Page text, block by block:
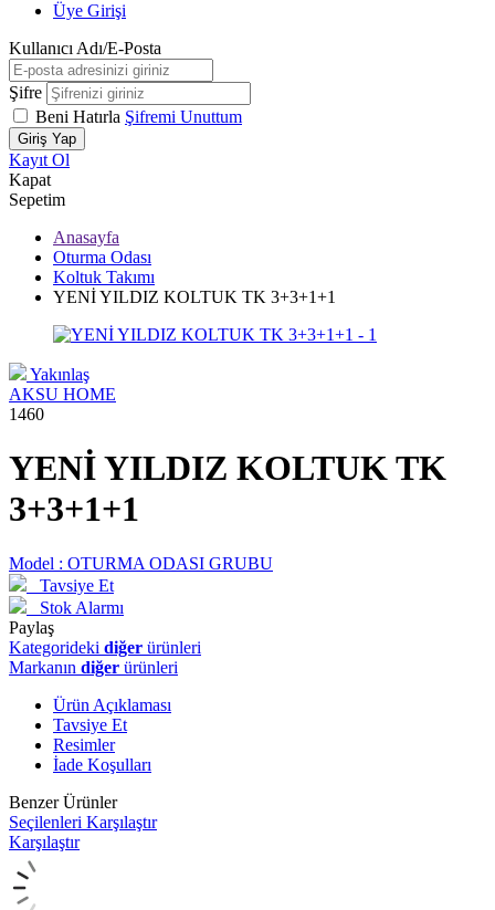
Üye Girişi
Kullanıcı Adı/E-Posta
Şifre
Beni Hatırla Şifremi Unuttum
Giriş Yap
Kayıt Ol
Kapat
Sepetim
Anasayfa
Oturma Odası
Koltuk Takımı
YENİ YILDIZ KOLTUK TK 3+3+1+1
Yakınlaş
AKSU HOME
1460
YENİ YILDIZ KOLTUK TK
3+3+1+1
Model : OTURMA ODASI GRUBU
Tavsiye Et
Stok Alarmı
Paylaş
Kategorideki diğer ürünleri
Markanın diğer ürünleri
Ürün Açıklaması
Tavsiye Et
Resimler
İade Koşulları
Benzer Ürünler
Seçilenleri Karşılaştır
Karşılaştır